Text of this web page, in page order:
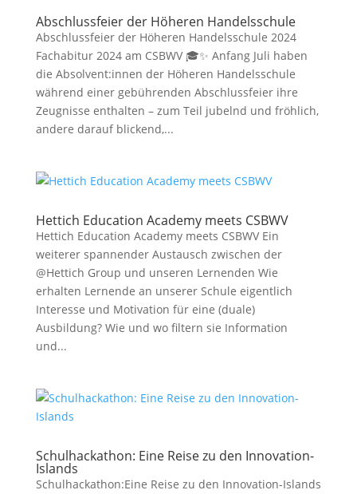
Abschlussfeier der Höheren Handelsschule
Abschlussfeier der Höheren Handelsschule 2024
Fachabitur 2024 am CSBWV 🎓✨ Anfang Juli haben
die Absolvent:innen der Höheren Handelsschule
während einer gebührenden Abschlussfeier ihre
Zeugnisse enthalten – zum Teil jubelnd und fröhlich,
andere darauf blickend,...
Hettich Education Academy meets CSBWV
Hettich Education Academy meets CSBWV Ein
weiterer spannender Austausch zwischen der
@Hettich Group und unseren Lernenden Wie
erhalten Lernende an unserer Schule eigentlich
Interesse und Motivation für eine (duale)
Ausbildung? Wie und wo filtern sie Information
und...
Schulhackathon: Eine Reise zu den Innovation-
Islands
Schulhackathon:Eine Reise zu den Innovation-Islands